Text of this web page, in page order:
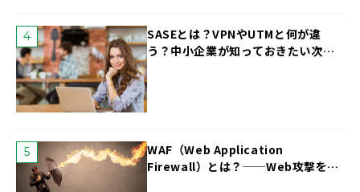
SASEとは？VPNやUTMと何が違
う？中小企業が知っておきたい次世
WAF（Web Application
Firewall）とは？──Web攻撃を食